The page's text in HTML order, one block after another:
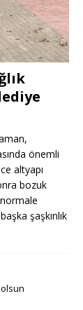
önemli
altyapı
bozuk
şaşkınlık
olsun